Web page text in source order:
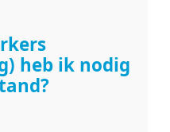
heb ik nodig